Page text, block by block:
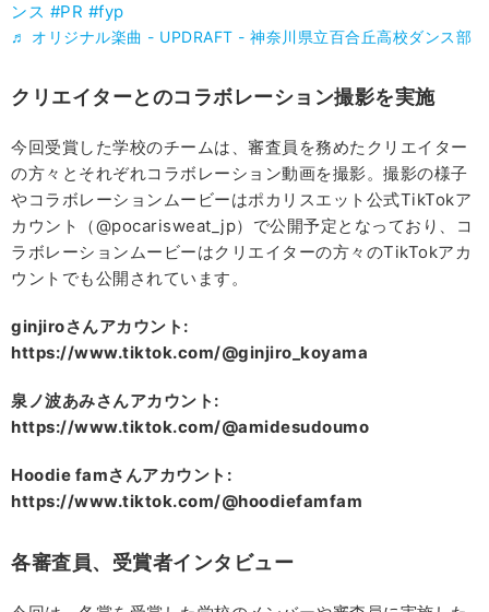
ンス #PR #fyp
♬ オリジナル楽曲 - UPDRAFT - 神奈川県立百合丘高校ダンス部
クリエイターとのコラボレーション撮影を実施
今回受賞した学校のチームは、審査員を務めたクリエイター
の方々とそれぞれコラボレーション動画を撮影。撮影の様子
やコラボレーションムービーはポカリスエット公式TikTokア
カウント（@pocarisweat_jp）で公開予定となっており、コ
ラボレーションムービーはクリエイターの方々のTikTokアカ
ウントでも公開されています。
ginjiroさんアカウント:
https://www.tiktok.com/@ginjiro_koyama
泉ノ波あみさんアカウント:
https://www.tiktok.com/@amidesudoumo
Hoodie famさんアカウント:
https://www.tiktok.com/@hoodiefamfam
各審査員、受賞者インタビュー